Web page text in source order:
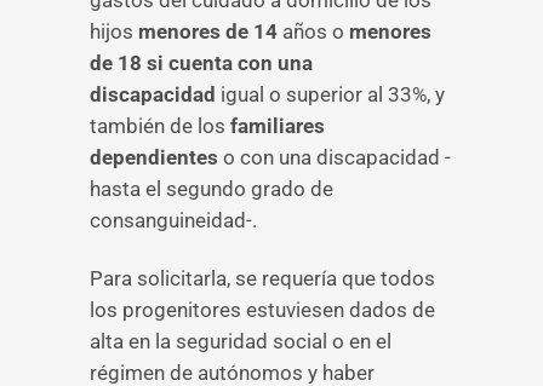
hijos menores de 14 años o menores
de 18 si cuenta con una
discapacidad igual o superior al 33%, y
también de los familiares
dependientes o con una discapacidad -
hasta el segundo grado de
consanguineidad-.
Para solicitarla, se requería que todos
los progenitores estuviesen dados de
alta en la seguridad social o en el
régimen de autónomos y haber